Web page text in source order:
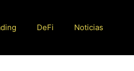
DeFi Noticias